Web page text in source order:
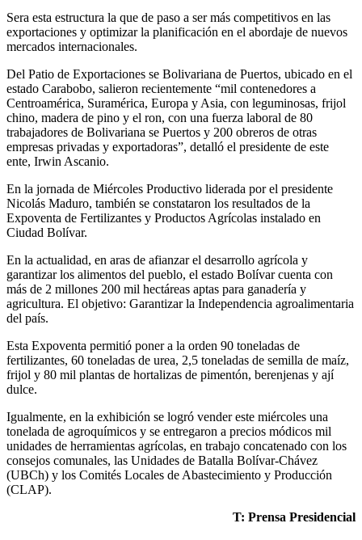
Sera esta estructura la que de paso a ser más competitivos en las
exportaciones y optimizar la planificación en el abordaje de nuevos
mercados internacionales.
Del Patio de Exportaciones se Bolivariana de Puertos, ubicado en el
estado Carabobo, salieron recientemente “mil contenedores a
Centroamérica, Suramérica, Europa y Asia, con leguminosas, frijol
chino, madera de pino y el ron, con una fuerza laboral de 80
trabajadores de Bolivariana se Puertos y 200 obreros de otras
empresas privadas y exportadoras”, detalló el presidente de este
ente, Irwin Ascanio.
En la jornada de Miércoles Productivo liderada por el presidente
Nicolás Maduro, también se constataron los resultados de la
Expoventa de Fertilizantes y Productos Agrícolas instalado en
Ciudad Bolívar.
En la actualidad, en aras de afianzar el desarrollo agrícola y
garantizar los alimentos del pueblo, el estado Bolívar cuenta con
más de 2 millones 200 mil hectáreas aptas para ganadería y
agricultura. El objetivo: Garantizar la Independencia agroalimentaria
del país.
Esta Expoventa permitió poner a la orden 90 toneladas de
fertilizantes, 60 toneladas de urea, 2,5 toneladas de semilla de maíz,
frijol y 80 mil plantas de hortalizas de pimentón, berenjenas y ají
dulce.
Igualmente, en la exhibición se logró vender este miércoles una
tonelada de agroquímicos y se entregaron a precios módicos mil
unidades de herramientas agrícolas, en trabajo concatenado con los
consejos comunales, las Unidades de Batalla Bolívar-Chávez
(UBCh) y los Comités Locales de Abastecimiento y Producción
(CLAP).
T: Prensa Presidencial